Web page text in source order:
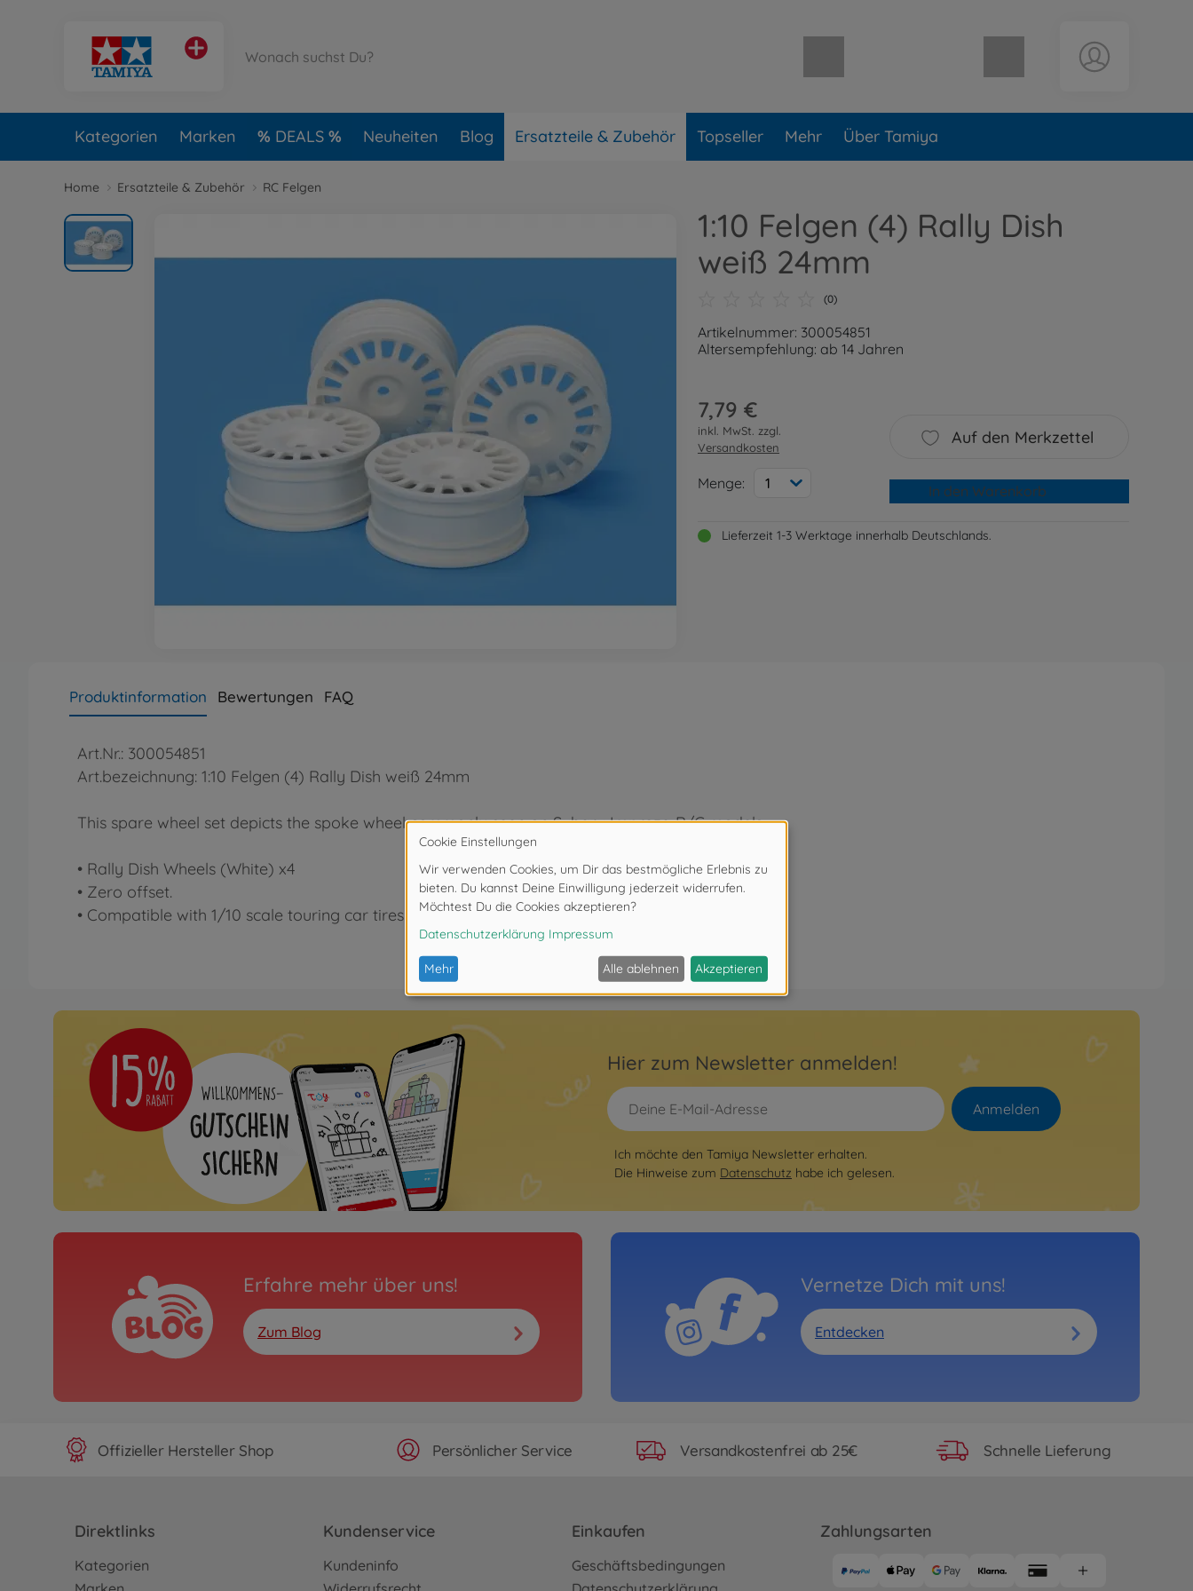
Warenkorb leer
Kategorien Marken DEALS Neuheiten Blog Ersatzteile & Zubehör Topseller Mehr Über Tamiya
Home Ersatzteile & Zubehör RC Felgen
1:10 Felgen (4) Rally Dish
weiß 24mm
(0)
Artikelnummer: 300054851
Altersempfehlung: ab 14 Jahren
7,79 €
inkl. MwSt. zzgl.
Versandkosten
Menge: 1
Auf den Merkzettel
In den Warenkorb
Lieferzeit 1-3 Werktage innerhalb Deutschlands.
Produktinformation Bewertungen FAQ
Art.Nr.: 300054851
Art.bezeichnung: 1:10 Felgen (4) Rally Dish weiß 24mm
This spare wheel set depicts the spoke wheel commonly seen on Subaru Impreza R/C models.
• Rally Dish Wheels (White) x4
• Zero offset.
• Compatible with 1/10 scale touring car tires: Items 51023, 51049, 53433, 53705, 54256 and 54293.
Hier zum Newsletter anmelden!
Anmelden
Ich möchte den Tamiya Newsletter erhalten.
Die Hinweise zum Datenschutz habe ich gelesen.
Erfahre mehr über uns!
Zum Blog
Vernetze Dich mit uns!
Entdecken
Offizieller Hersteller Shop Persönlicher Service Versandkostenfrei ab 25€ Schnelle Lieferung
Direktlinks
Kategorien
Kundenservice
Kundeninfo
Einkaufen
Geschäftsbedingungen
Zahlungsarten